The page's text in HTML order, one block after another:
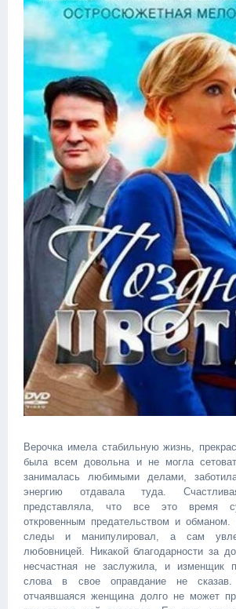
Верочка имела стабильную жизнь,
была всем довольна и не могла
занималась любимыми делами,
энергию отдавала туда.
представляла, что все это время
откровенным предательством и
следы и манипулировал, а сам
любовницей. Никакой благодарности за
несчастная не заслужила, и изменщик
слова в свое оправдание не
отчаявшаяся женщина долго не может